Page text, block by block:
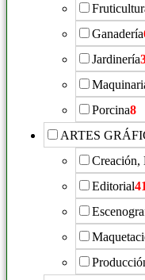
Ganadería
Jardinería
Porcina8
ARTES
Editorial